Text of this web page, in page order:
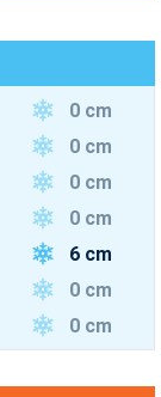
0 cm
0 cm
0 cm
0 cm
6 cm
0 cm
0 cm